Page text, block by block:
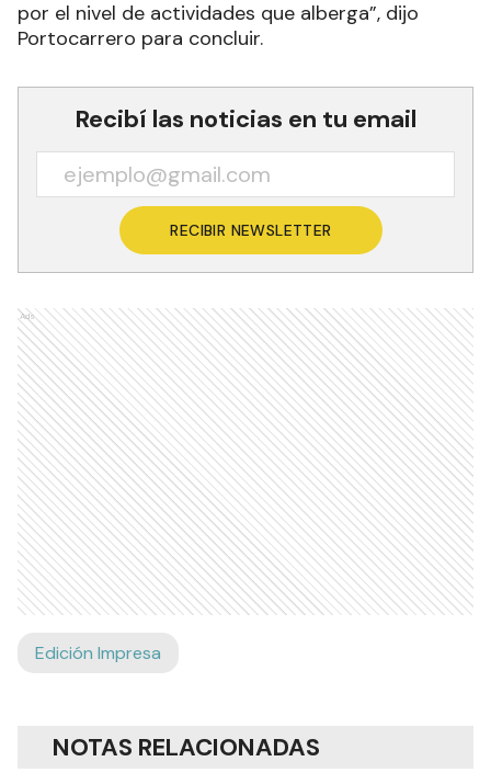
por el nivel de actividades que alberga”, dijo
Portocarrero para concluir.
Recibí las noticias en tu email
RECIBIR NEWSLETTER
Ads
Edición Impresa
NOTAS RELACIONADAS